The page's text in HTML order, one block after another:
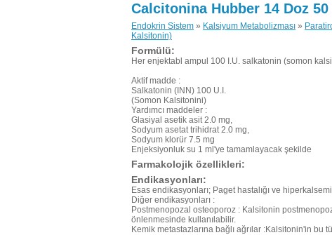
Calcitonina Hubber 14 Doz
Endokrin Sistem » Kalsiyum Metabolizması »
Kalsitonin)
Formülü:
Her enjektabl ampul 100 I.U. salkatonin (somon
Aktif madde :
Salkatonin (INN) 100 U.I.
(Somon Kalsitonini)
Yardımcı maddeler :
Glasiyal asetik asit 2.0 mg,
Sodyum asetat trihidrat 2.0 mg,
Sodyum klorür 7.5 mg
Enjeksiyonluk su 1 ml'ye tamamlayacak şekilde
Farmakolojik özellikleri:
Endikasyonları:
Esas endikasyonları; Paget hastalığı ve
Diğer endikasyonları :
Postmenopozal osteoporoz : Kalsitonin
önlenmesinde kullanılabilir.
Kemik metastazlarına bağlı ağrılar :Kalsitonin'in